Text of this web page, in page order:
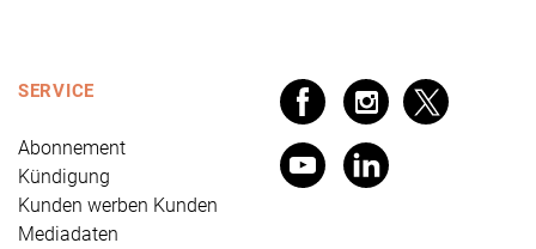
SERVICE
Abonnement
Kündigung
Kunden werben Kunden
Mediadaten